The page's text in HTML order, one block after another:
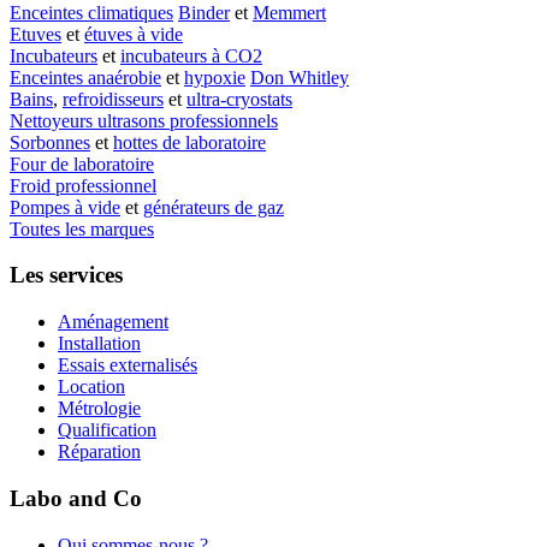
Enceintes climatiques Binderet Memmert
Etuves et étuves à vide
Incubateurs et incubateurs à CO2
Enceintes anaérobie et hypoxie Don Whitley
Bains, refroidisseurs et ultra-cryostats
Nettoyeurs ultrasons professionnels
Sorbonnes et hottes de laboratoire
Four de laboratoire
Froid professionnel
Pompes à vide et générateurs de gaz
Toutes les marques
Les services
Aménagement
Installation
Essais externalisés
Location
Métrologie
Qualification
Réparation
Labo and Co